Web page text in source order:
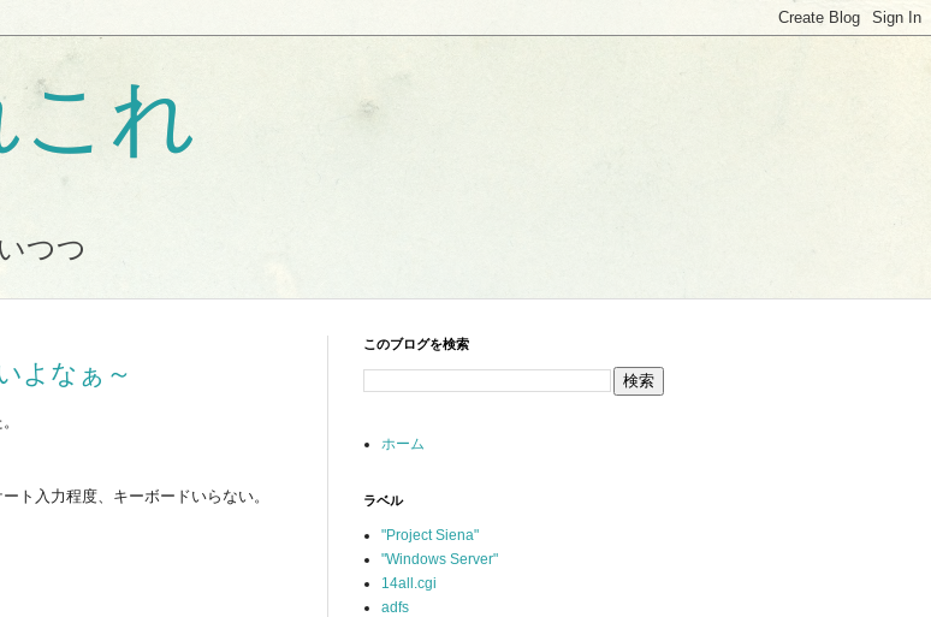
これ
つつ
よなぁ～
ト入力程度、キーボードいらない。
このブログを検索
ホーム
ラベル
"Project Siena"
"Windows Server"
14all.cgi
adfs